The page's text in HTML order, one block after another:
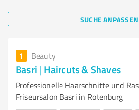
SUCHE ANPASSEN
1 Beauty
Basri | Haircuts & Shaves
Professionelle Haarschnitte und
Friseursalon Basri in Rotenburg